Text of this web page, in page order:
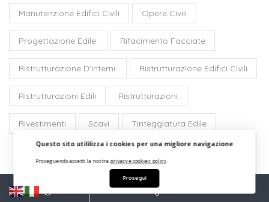
Manutenzione Edifici Civili Opere Civili
Progettazione Edile. Rifacimento Facciate
Ristrutturazione D'interni. Ristrutturazione Edifici Civili
Ristrutturazioni Edili Ristrutturazioni.
Rivestimenti Scavi Tinteggiatura Edile
Questo sito utililizza i cookies per una migliore navigazione
Proseguendo accetti la nostra privacy e cookies policy.
Prosegui